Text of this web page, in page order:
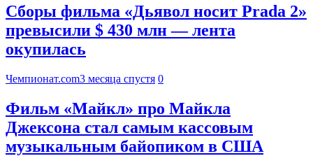
Сборы фильма «Дьявол носит Prada 2»
превысили $ 430 млн — лента
окупилась
Чемпионат.com3 месяца спустя 0
Фильм «Майкл» про Майкла
Джексона стал самым кассовым
музыкальным байопиком в США